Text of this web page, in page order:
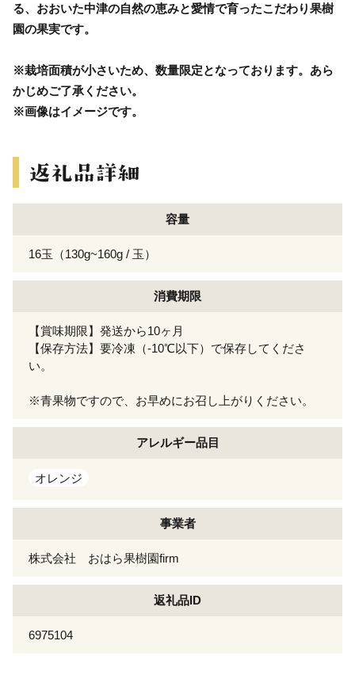
る、おおいた中津の自然の恵みと愛情で育ったこだわり果樹
園の果実です。
※栽培面積が小さいため、数量限定となっております。あら
かじめご了承ください。
※画像はイメージです。
容量
16玉（130g~160g / 玉）
消費期限
【賞味期限】発送から10ヶ月
【保存方法】要冷凍（-10℃以下）で保存してくださ
い。
※青果物ですので、お早めにお召し上がりください。
アレルギー品目
オレンジ
事業者
株式会社 おはら果樹園firm
返礼品ID
6975104